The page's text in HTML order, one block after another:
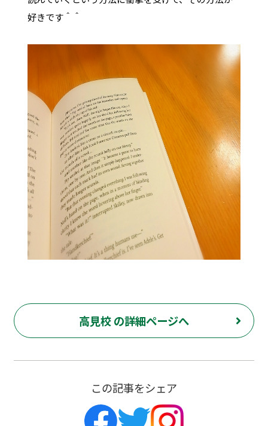
好きです＾＾
高見校 の詳細ページへ
この記事をシェア